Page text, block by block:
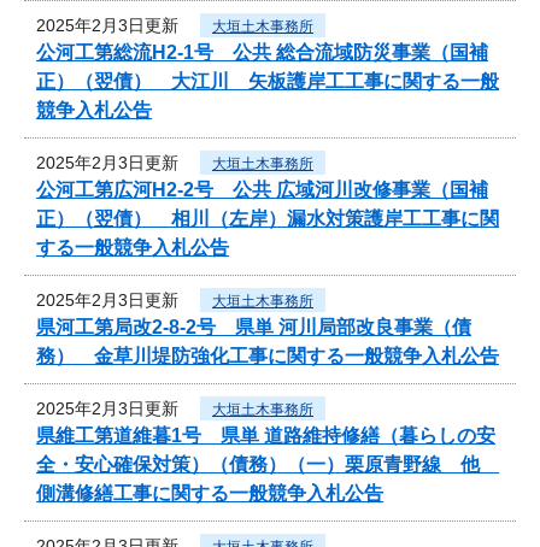
2025年2月3日更新 大垣土木事務所
公河工第総流H2-1号 公共 総合流域防災事業（国補
正）（翌債） 大江川 矢板護岸工工事に関する一般
競争入札公告
2025年2月3日更新 大垣土木事務所
公河工第広河H2-2号 公共 広域河川改修事業（国補
正）（翌債） 相川（左岸）漏水対策護岸工工事に関
する一般競争入札公告
2025年2月3日更新 大垣土木事務所
県河工第局改2-8-2号 県単 河川局部改良事業（債
務） 金草川堤防強化工事に関する一般競争入札公告
2025年2月3日更新 大垣土木事務所
県維工第道維暮1号 県単 道路維持修繕（暮らしの安
全・安心確保対策）（債務）（一）栗原青野線 他
側溝修繕工事に関する一般競争入札公告